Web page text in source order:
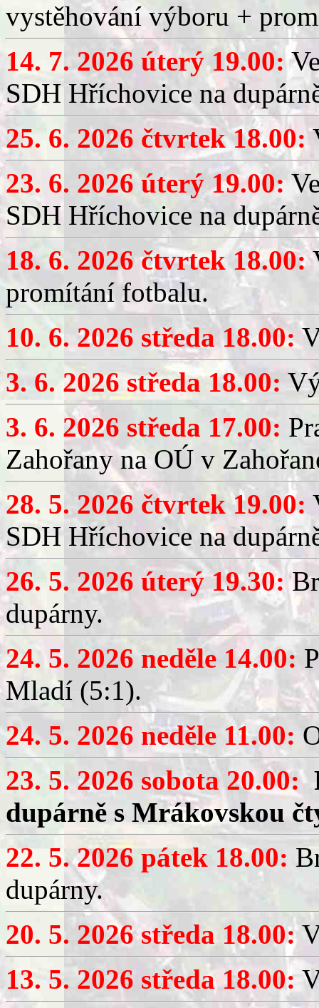
vystěhování výboru +
14. 7. 2026 úterý 19.00:
SDH Hříchovice na
25. 6. 2026 čtvrtek 18.00:
23. 6. 2026 úterý 19.00:
SDH Hříchovice na
18. 6. 2026 čtvrtek 18.00:
promítání fotbalu.
10. 6. 2026 středa 18.00:
3. 6. 2026 středa 18.00:
3. 6. 2026 středa 17.00:
Zahořany na OÚ v
28. 5. 2026 čtvrtek 19.00:
SDH Hříchovice na
26. 5. 2026 úterý 19.30:
dupárny.
24. 5. 2026 neděle 14.00:
Mladí (5:1).
24. 5. 2026 neděle 11.00:
23. 5. 2026 sobota 20.00:
dupárně s Mrákovskou
22. 5. 2026 pátek 18.00:
dupárny.
20. 5. 2026 středa 18.00:
13. 5. 2026 středa 18.00: